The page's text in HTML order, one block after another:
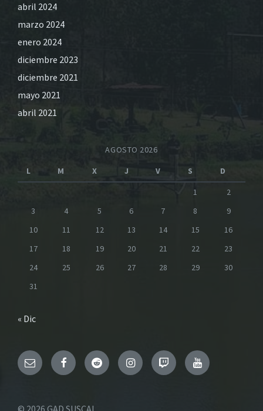
abril 2024
marzo 2024
enero 2024
diciembre 2023
diciembre 2021
mayo 2021
abril 2021
AGOSTO 2026
L
M X J V S
D
1
2
3
4 5 6 7 8
9
10
11 12 13 14 15
16
17
18 19 20 21 22
23
24
25 26 27 28 29
30
31
« Dic
Email FacebookReddit InstagramTwitch YouTube
© 2026 GAD SUSCAL